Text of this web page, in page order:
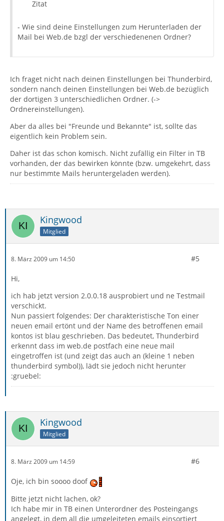
Zitat
- Wie sind deine Einstellungen zum Herunterladen der
Mail bei Web.de bzgl der verschiedenenen Ordner?
Ich fraget nicht nach deinen Einstellungen bei Thunderbird,
sondern nanch deinen Einstellungen bei Web.de bezüglich
der dortigen 3 unterschiedlichen Ordner. (->
Ordnereinstellungen).
Aber da alles bei "Freunde und Bekannte" ist, sollte das
eigentlich kein Problem sein.
Daher ist das schon komisch. Nicht zufällig ein Filter in TB
vorhanden, der das bewirken könnte (bzw. umgekehrt, dass
nur bestimmte Mails heruntergeladen werden).
Kingwood
Mitglied
8. März 2009 um 14:50 #5
Hi,
ich hab jetzt version 2.0.0.18 ausprobiert und ne Testmail
verschickt.
Nun passiert folgendes: Der charakteristische Ton einer
neuen email ertönt und der Name des betroffenen email
kontos ist blau geschrieben. Das bedeutet, Thunderbird
erkennt dass im web.de postfach eine neue mail
eingetroffen ist (und zeigt das auch an (kleine 1 neben
thunderbird symbol)), lädt sie jedoch nicht herunter
:gruebel:
Kingwood
Mitglied
8. März 2009 um 14:59 #6
Oje, ich bin soooo doof
Bitte jetzt nicht lachen, ok?
Ich habe mir in TB einen Unterordner des Posteingangs
angelegt, in dem all die umgeleiteten emails einsortiert